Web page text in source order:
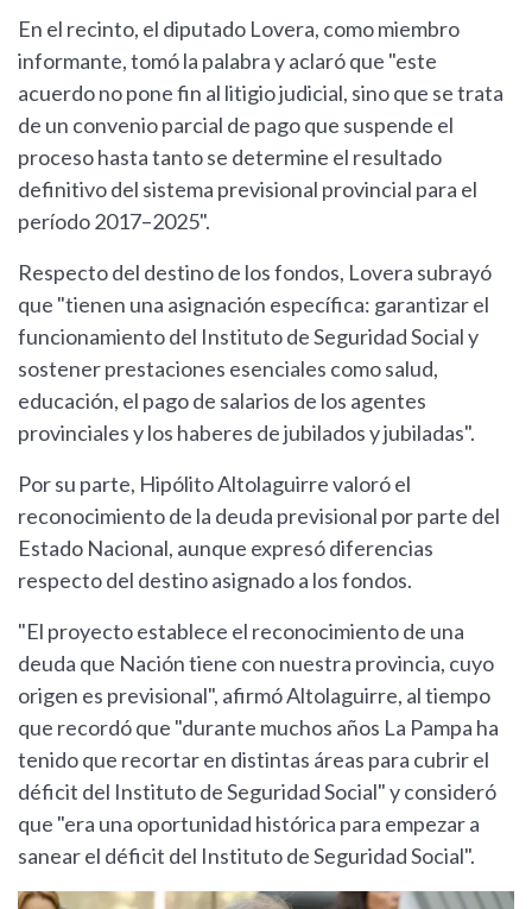
En el recinto, el diputado Lovera, como miembro
informante, tomó la palabra y aclaró que "este
acuerdo no pone fin al litigio judicial, sino que se trata
de un convenio parcial de pago que suspende el
proceso hasta tanto se determine el resultado
definitivo del sistema previsional provincial para el
período 2017–2025".
Respecto del destino de los fondos, Lovera subrayó
que "tienen una asignación específica: garantizar el
funcionamiento del Instituto de Seguridad Social y
sostener prestaciones esenciales como salud,
educación, el pago de salarios de los agentes
provinciales y los haberes de jubilados y jubiladas".
Por su parte, Hipólito Altolaguirre valoró el
reconocimiento de la deuda previsional por parte del
Estado Nacional, aunque expresó diferencias
respecto del destino asignado a los fondos.
"El proyecto establece el reconocimiento de una
deuda que Nación tiene con nuestra provincia, cuyo
origen es previsional", afirmó Altolaguirre, al tiempo
que recordó que "durante muchos años La Pampa ha
tenido que recortar en distintas áreas para cubrir el
déficit del Instituto de Seguridad Social" y consideró
que "era una oportunidad histórica para empezar a
sanear el déficit del Instituto de Seguridad Social".